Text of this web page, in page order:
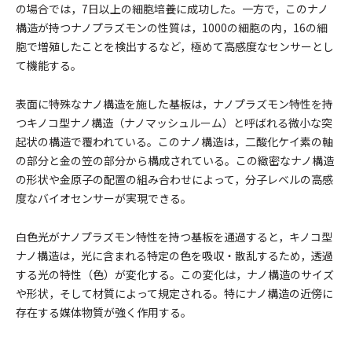
の場合では，7日以上の細胞培養に成功した。一方で，このナノ
構造が持つナノプラズモンの性質は，1000の細胞の内，16の細
胞で増殖したことを検出するなど，極めて高感度なセンサーとし
て機能する。
表面に特殊なナノ構造を施した基板は，ナノプラズモン特性を持
つキノコ型ナノ構造（ナノマッシュルーム）と呼ばれる微小な突
起状の構造で覆われている。このナノ構造は，二酸化ケイ素の軸
の部分と金の笠の部分から構成されている。この緻密なナノ構造
の形状や金原子の配置の組み合わせによって，分子レベルの高感
度なバイオセンサーが実現できる。
白色光がナノプラズモン特性を持つ基板を通過すると，キノコ型
ナノ構造は，光に含まれる特定の色を吸収・散乱するため，透過
する光の特性（色）が変化する。この変化は，ナノ構造のサイズ
や形状，そして材質によって規定される。特にナノ構造の近傍に
存在する媒体物質が強く作用する。